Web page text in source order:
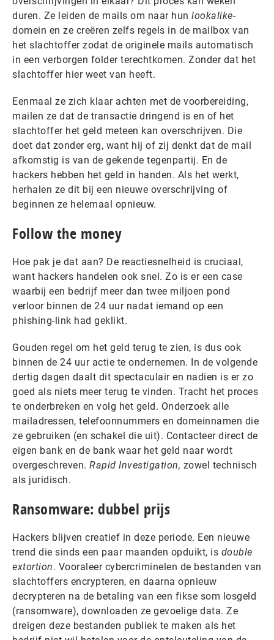
duren. Ze leiden de mails om naar hun lookalike-
domein en ze creëren zelfs regels in de mailbox van
het slachtoffer zodat de originele mails automatisch
in een verborgen folder terechtkomen. Zonder dat het
slachtoffer hier weet van heeft.
Eenmaal ze zich klaar achten met de voorbereiding,
mailen ze dat de transactie dringend is en of het
slachtoffer het geld meteen kan overschrijven. Die
doet dat zonder erg, want hij of zij denkt dat de mail
afkomstig is van de gekende tegenpartij. En de
hackers hebben het geld in handen. Als het werkt,
herhalen ze dit bij een nieuwe overschrijving of
beginnen ze helemaal opnieuw.
Follow the money
Hoe pak je dat aan? De reactiesnelheid is cruciaal,
want hackers handelen ook snel. Zo is er een case
waarbij een bedrijf meer dan twee miljoen pond
verloor binnen de 24 uur nadat iemand op een
phishing-link had geklikt.
Gouden regel om het geld terug te zien, is dus ook
binnen de 24 uur actie te ondernemen. In de volgende
dertig dagen daalt dit spectaculair en nadien is er zo
goed als niets meer terug te vinden. Tracht het proces
te onderbreken en volg het geld. Onderzoek alle
mailadressen, telefoonnummers en domeinnamen die
ze gebruiken (en schakel die uit). Contacteer direct de
eigen bank en de bank waar het geld naar wordt
overgeschreven. Rapid Investigation, zowel technisch
als juridisch.
Ransomware: dubbel prijs
Hackers blijven creatief in deze periode. Een nieuwe
trend die sinds een paar maanden opduikt, is double
extortion. Vooraleer cybercriminelen de bestanden van
slachtoffers encrypteren, en daarna opnieuw
decrypteren na de betaling van een fikse som losgeld
(ransomware), downloaden ze gevoelige data. Ze
dreigen deze bestanden publiek te maken als het